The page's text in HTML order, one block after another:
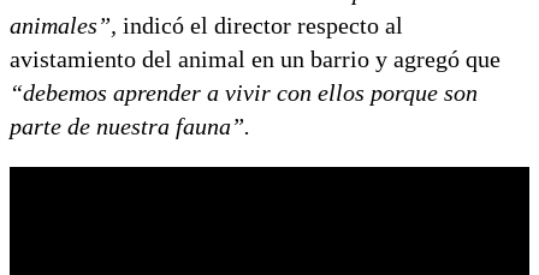
animales”, indicó el director respecto al
avistamiento del animal en un barrio y agregó que
“debemos aprender a vivir con ellos porque son
parte de nuestra fauna”.